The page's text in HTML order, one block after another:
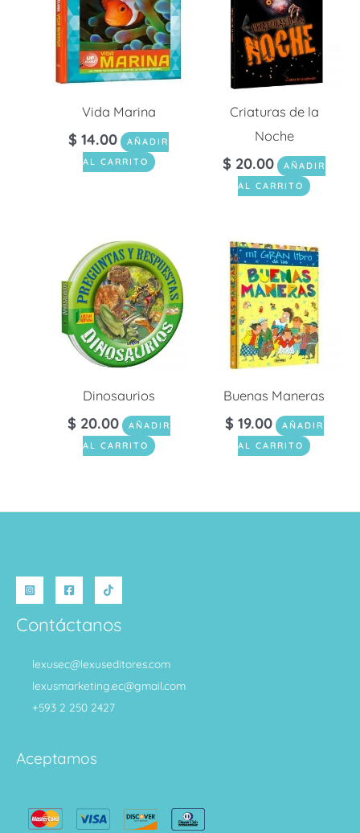
Vida Marina
$ 14.00
AÑADIR
AL CARRITO
Criaturas de la
Noche
$ 20.00
AÑADIR
AL CARRITO
Dinosaurios
$ 20.00
AÑADIR
AL CARRITO
Buenas Maneras
$ 19.00
AÑADIR
AL CARRITO
Contáctanos
lexusec@lexuseditores.com
lexusmarketing.ec@gmail.com
+593 2 250 2427
Aceptamos